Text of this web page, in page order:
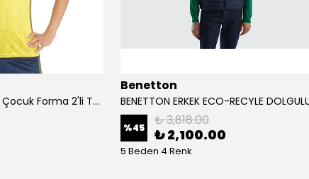
Al Nassr FC Ronaldo Çocuk Forma 2'li Takım(Şort/T-Shirt)
Benetton
%45 ₺ 3,818.00
₺ 2,100.00
5 Beden 4 Renk